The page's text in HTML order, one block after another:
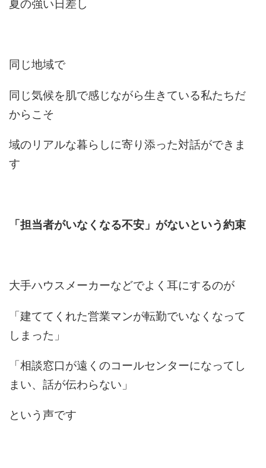
夏の強い日差し
同じ地域で
同じ気候を肌で感じながら生きている私たちだ
からこそ
域のリアルな暮らしに寄り添った対話ができま
す
「担当者がいなくなる不安」がないという約束
大手ハウスメーカーなどでよく耳にするのが
「建ててくれた営業マンが転勤でいなくなって
しまった」
「相談窓口が遠くのコールセンターになってし
まい、話が伝わらない」
という声です